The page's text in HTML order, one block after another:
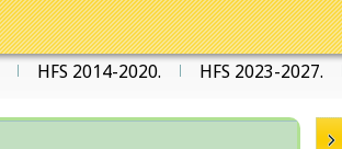
HFS 2014-2020. HFS 2023-2027.